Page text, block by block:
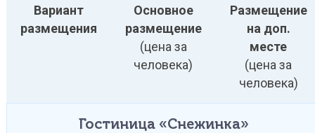
Вариант
размещения
Основное
размещение
(цена за
человека)
Размещение
на доп.
месте
(цена за
человека)
Гостиница «Снежинка»